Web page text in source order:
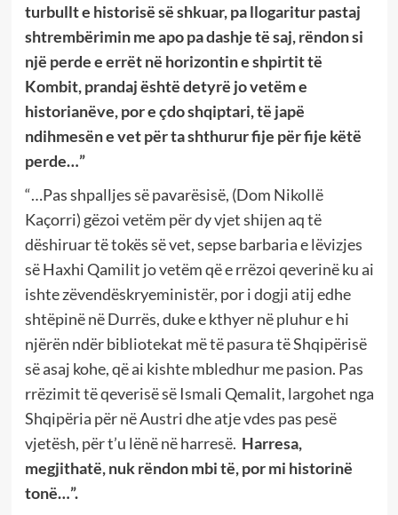
turbullt e historisë së shkuar, pa llogaritur pastaj
shtrembërimin me apo pa dashje të saj, rëndon si
një perde e errët në horizontin e shpirtit të
Kombit, prandaj është detyrë jo vetëm e
historianëve, por e çdo shqiptari, të japë
ndihmesën e vet për ta shthurur fije për fije këtë
perde…”
“…Pas shpalljes së pavarësisë, (Dom Nikollë
Kaçorri) gëzoi vetëm për dy vjet shijen aq të
dëshiruar të tokës së vet, sepse barbaria e lëvizjes
së Haxhi Qamilit jo vetëm që e rrëzoi qeverinë ku ai
ishte zëvendëskryeministër, por i dogji atij edhe
shtëpinë në Durrës, duke e kthyer në pluhur e hi
njërën ndër bibliotekat më të pasura të Shqipërisë
së asaj kohe, që ai kishte mbledhur me pasion. Pas
rrëzimit të qeverisë së Ismali Qemalit, largohet nga
Shqipëria për në Austri dhe atje vdes pas pesë
vjetësh, për t’u lënë në harresë. Harresa,
megjithatë, nuk rëndon mbi të, por mi historinë
tonë…”.